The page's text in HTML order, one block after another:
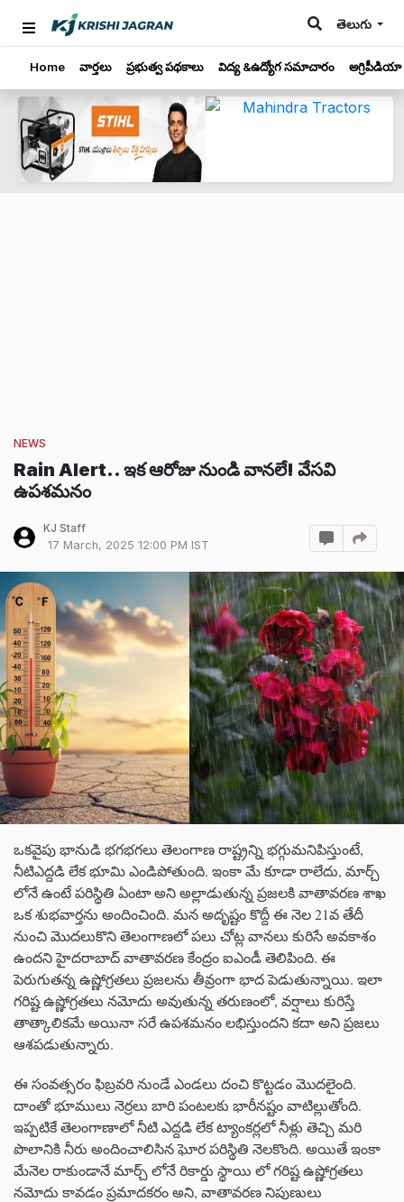
తెలుగు
Home వార్తలు ప్రభుత్వ పథకాలు విద్య &ఉద్యోగ సమాచారం అగ్రిపీడియా
NEWS
Rain Alert.. ఇక ఆరోజు నుండి వానలే! వేసవి
ఉపశమనం
KJ Staff
17 March, 2025 12:00 PM IST
ఒకవైపు భానుడి భగభగలు తెలంగాణ రాష్ట్రన్ని భగ్గుమనిపిస్తుంటే,
నీటిఎద్దడి లేక భూమి ఎండిపోతుంది. ఇంకా మే కూడా రాలేదు, మార్చ్
లోనే ఉంటే పరిస్థితి ఏంటా అని అల్లాడుతున్న ప్రజలకి వాతావరణ శాఖ
ఒక శుభవార్తను అందించింది. మన అదృష్టం కొద్దీ ఈ నెల 21వ తేదీ
నుంచి మొదలుకొని తెలంగాణలో పలు చోట్ల వానలు కురిసే అవకాశం
ఉందని హైదరాబాద్ వాతావరణ కేంద్రం ఐఎండీ తెలిపింది. ఈ
పెరుగుతన్న ఉష్ణోగ్రతలు ప్రజలను తీవ్రంగా భాద పెడుతున్నాయి. ఇలా
గరిష్ట ఉష్ణోగ్రతలు నమోదు అవుతున్న తరుణంలో, వర్షాలు కురిస్తే
తాత్కాలికమే అయినా సరే ఉపశమనం లభిస్తుందని కదా అని ప్రజలు
ఆశపడుతున్నారు.
ఈ సంవత్సరం ఫిబ్రవరి నుండే ఎండలు దంచి కొట్టడం మొదలైంది.
దాంతో భూములు నెర్రలు బారి పంటలకు భారీనష్టం వాటిల్లుతోంది.
ఇప్పటికే తెలంగాణాలో నీటి ఎద్దడి లేక ట్యాంకర్లలో నీళ్లు తెచ్చి మరి
పొలానికి నీరు అందించాలిసిన ఘోర పరిస్థితి నెలకొంది. అయితే ఇంకా
మేనెల రాకుండానే మార్చ్ లోనే రికార్డు స్థాయి లో గరిష్ట ఉష్ణోగ్రతలు
నమోదు కావడం ప్రమాదకరం అని, వాతావరణ నిపుణులు